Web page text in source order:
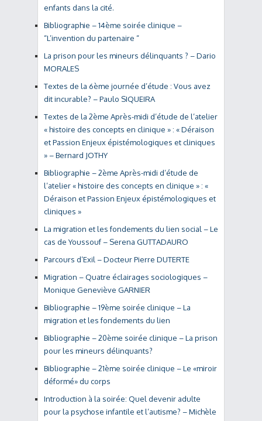
enfants dans la cité.
Bibliographie – 14ème soirée clinique –
“L’invention du partenaire “
La prison pour les mineurs délinquants ? – Dario
MORALES
Textes de la 6ème journée d’étude : Vous avez
dit incurable? – Paulo SIQUEIRA
Textes de la 2ème Après-midi d’étude de l’atelier
« histoire des concepts en clinique » : « Déraison
et Passion Enjeux épistémologiques et cliniques
» – Bernard JOTHY
Bibliographie – 2ème Après-midi d’étude de
l’atelier « histoire des concepts en clinique » : «
Déraison et Passion Enjeux épistémologiques et
cliniques »
La migration et les fondements du lien social – Le
cas de Youssouf – Serena GUTTADAURO
Parcours d’Exil – Docteur Pierre DUTERTE
Migration – Quatre éclairages sociologiques –
Monique Geneviève GARNIER
Bibliographie – 19ème soirée clinique – La
migration et les fondements du lien
Bibliographie – 20ème soirée clinique – La prison
pour les mineurs délinquants?
Bibliographie – 21ème soirée clinique – Le «miroir
déformé» du corps
Introduction à la soirée: Quel devenir adulte
pour la psychose infantile et l’autisme? – Michèle